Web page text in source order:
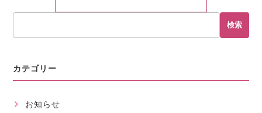
検索
カテゴリー
お知らせ